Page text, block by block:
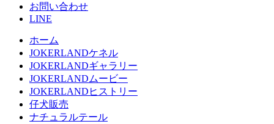
お問い合わせ
LINE
ホーム
JOKERLANDケネル
JOKERLANDギャラリー
JOKERLANDムービー
JOKERLANDヒストリー
仔犬販売
ナチュラルテール